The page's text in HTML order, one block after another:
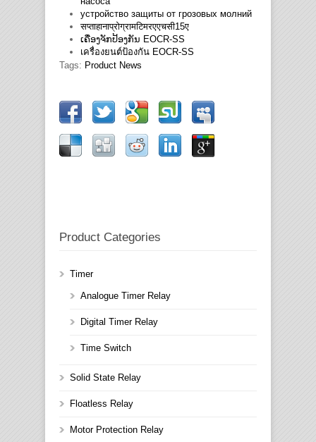
устройство защиты от грозовых молний
सप्ताहानाप्रोग्रामटिमरएएचसी15ए
ເຄື່ອງຈັກປ້ອງກັນ EOCR-SS
เครื่องยนต์ป้องกัน EOCR-SS
Tags: Product News
Product Categories
Timer
Analogue Timer Relay
Digital Timer Relay
Time Switch
Solid State Relay
Floatless Relay
Motor Protection Relay